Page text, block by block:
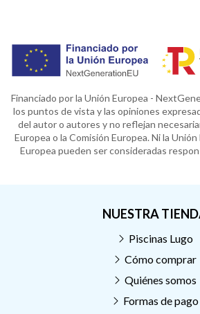
Financiado por la Unión Europea -
los puntos de vista y las opiniones
del autor o autores y no reflejan
Europea o la Comisión Europea. Ni la
Europea pueden ser consideradas
NUESTRA
Piscinas Lugo
Cómo comprar
Quiénes somos
Formas de pago